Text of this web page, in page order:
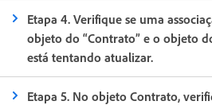
Etapa 4. Verifique se uma
objeto do “Contrato” e o objeto
está tentando atualizar.
Etapa 5. No objeto Contrato,